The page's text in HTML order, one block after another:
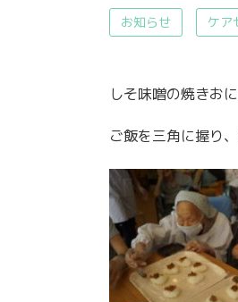
お知らせ ケア
しそ味噌の焼きお
ご飯を三角に握り